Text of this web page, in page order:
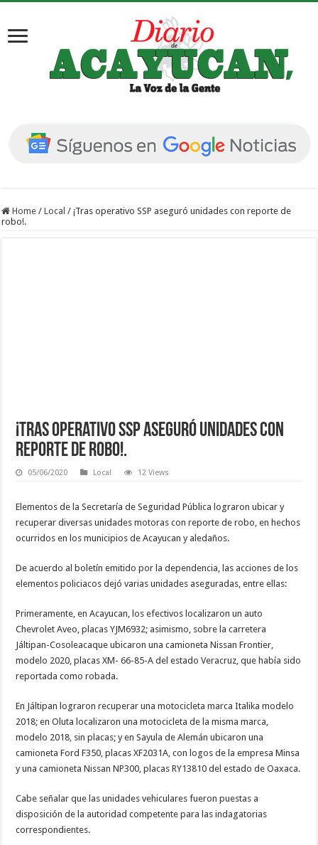
Home / Local / ¡Tras operativo SSP aseguró unidades con reporte de
robo!.
¡Tras operativo SSP aseguró unidades con
reporte de robo!.
05/06/2020 Local 12 Views
Elementos de la Secretaría de Seguridad Pública lograron ubicar y
recuperar diversas unidades motoras con reporte de robo, en hechos
ocurridos en los municipios de Acayucan y aledaños.
De acuerdo al boletín emitido por la dependencia, las acciones de los
elementos policiacos dejó varias unidades aseguradas, entre ellas:
Primeramente, en Acayucan, los efectivos localizaron un auto
Chevrolet Aveo, placas YJM6932; asimismo, sobre la carretera
Jáltipan-Cosoleacaque ubicaron una camioneta Nissan Frontier,
modelo 2020, placas XM- 66-85-A del estado Veracruz, que había sido
reportada como robada.
En Jáltipan lograron recuperar una motocicleta marca Italika modelo
2018; en Oluta localizaron una motocicleta de la misma marca,
modelo 2018, sin placas; y en Sayula de Alemán ubicaron una
camioneta Ford F350, placas XF2031A, con logos de la empresa Minsa
y una camioneta Nissan NP300, placas RY13810 del estado de Oaxaca.
Cabe señalar que las unidades vehiculares fueron puestas a
disposición de la autoridad competente para las indagatorias
correspondientes.